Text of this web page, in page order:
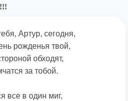
Артур, сегодня,
рожденья твой,
обходят,
за тобой.
все в один миг,